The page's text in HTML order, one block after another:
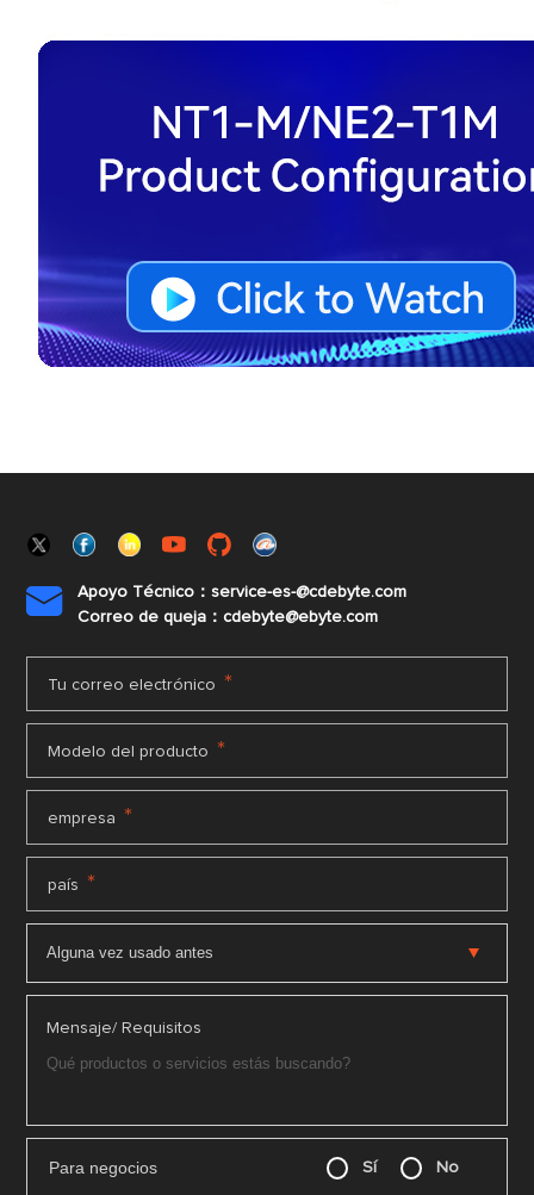

Apoyo Técnico：service-es-@cdebyte.com
Correo de queja：cdebyte@ebyte.com
Tu correo electrónico *
Modelo del producto *
empresa *
país *
Mensaje/ Requisitos
Para negocios Sí No